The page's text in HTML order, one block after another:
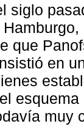
siglo
que
en
muy